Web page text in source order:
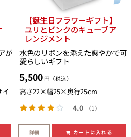
が
【誕生日フラワーギフト】
ユリとピンクのキューブア
レンジメント
水色のリボンを添えた爽やかで可
愛らしいギフト
5,500 円（税込）
高さ22×幅25×奥行25cm
4.0 （1）
詳細 カートに入れる